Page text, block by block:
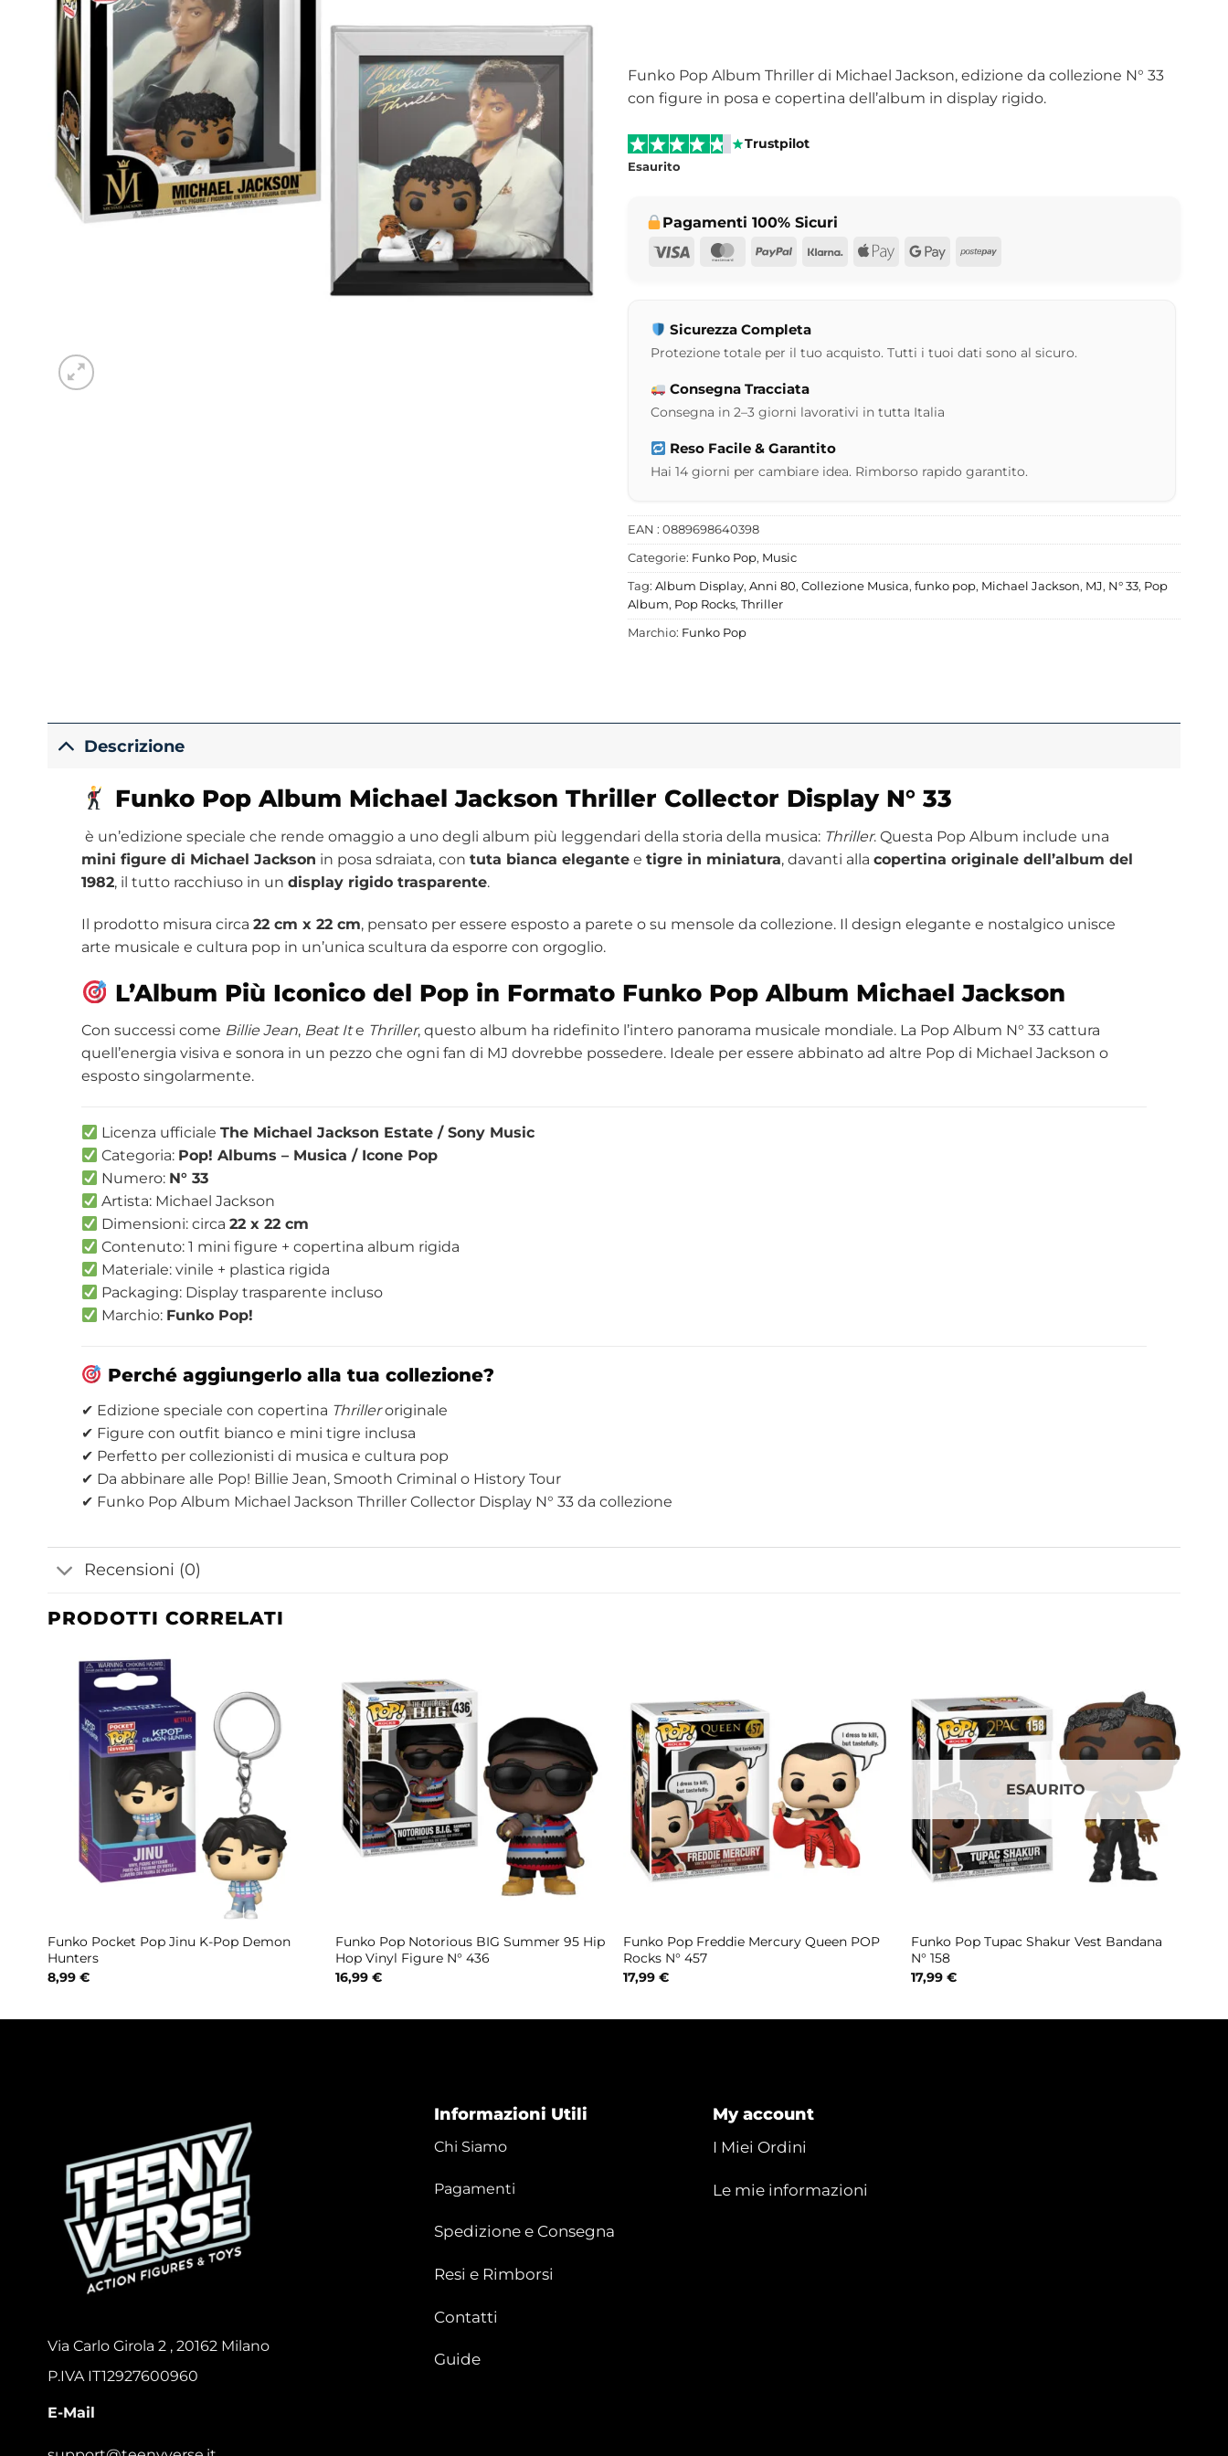
Funko Pop Album Thriller di Michael Jackson, edizione da collezione N° 33
con figure in posa e copertina dell’album in display rigido.
Trustpilot
Esaurito
Pagamenti 100% Sicuri
Visa
MasterCard
PayPalKlarna Apple GooglePostepay
Sicurezza Completa
Protezione totale per il tuo acquisto. Tutti i tuoi dati sono al sicuro.
Consegna Tracciata
Consegna in 2–3 giorni lavorativi in tutta Italia
Reso Facile & Garantito
Hai 14 giorni per cambiare idea. Rimborso rapido garantito.
EAN : 0889698640398
Categorie: Funko Pop, Music
Tag: Album Display, Anni 80, Collezione Musica, funko pop, Michael Jackson, MJ, N° 33, Pop
Album, Pop Rocks, Thriller
Marchio: Funko Pop
Descrizione
FunkoPop Album MichaelJackson Thriller Collector Display N° 33
è un’edizione speciale che rende omaggio a uno degli album più leggendari della storia della musica: Thriller. Questa Pop Album include una
mini figure di Michael Jackson in posa sdraiata, con tuta bianca elegantee tigre in miniatura, davanti alla copertina originale dell’album del
1982, il tutto racchiuso in un display rigido trasparente.
Il prodotto misura circa 22 cm x 22 cm, pensato per essere esposto a parete o su mensole da collezione. Il design elegante e nostalgico unisce
arte musicale e cultura pop in un’unica scultura da esporre con orgoglio.
L’Album Più Iconico del Pop in Formato FunkoPop Album MichaelJackson
Con successi come Billie Jean, Beat Ite Thriller, questo album ha ridefinito l’intero panorama musicale mondiale. La Pop Album N° 33 cattura
quell’energia visiva e sonora in un pezzo che ogni fan di MJ dovrebbe possedere. Ideale per essere abbinato ad altre Pop di Michael Jackson o
esposto singolarmente.
Licenza ufficialeThe Michael Jackson Estate / Sony Music
Categoria: Pop! Albums – Musica / Icone Pop
Numero: N° 33
Artista: Michael Jackson
Dimensioni: circa22 x 22 cm
Contenuto: 1 mini figure + copertina album rigida
Materiale: vinile + plastica rigida
Packaging: Display trasparente incluso
Marchio: Funko Pop!
Perché aggiungerlo alla tua collezione?
✔ Edizione speciale con copertina Thrilleroriginale
✔ Figure con outfit bianco e mini tigre inclusa
✔ Perfetto per collezionisti di musica e cultura pop
✔ Da abbinare alle Pop! Billie Jean, Smooth Criminal o History Tour
✔ Funko Pop Album Michael Jackson Thriller Collector Display N° 33 da collezione
Recensioni (0)
PRODOTTI CORRELATI
Funko Pocket Pop Jinu K-Pop Demon
Hunters
8,99 €
Funko Pop Notorious BIG Summer 95 Hip
Hop Vinyl Figure N° 436
16,99 €
Funko Pop Freddie Mercury Queen POP
Rocks N° 457
17,99 €
ESAURITO
Funko Pop Tupac Shakur Vest Bandana
N° 158
17,99 €
Via Carlo Girola 2 , 20162 Milano
P.IVA IT12927600960
E-Mail
Informazioni Utili
Chi Siamo
Pagamenti
Spedizione e Consegna
Resi e Rimborsi
Contatti
Guide
My account
I Miei Ordini
Le mie informazioni